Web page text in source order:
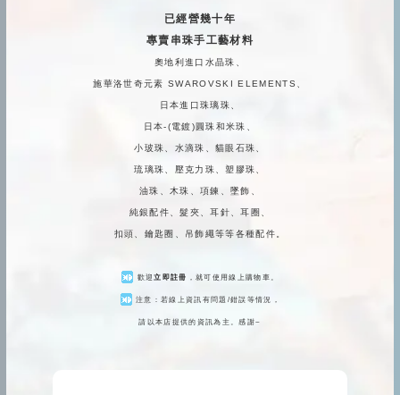
已經營幾十年
專賣串珠手工藝材料
奧地利進口水晶珠、
施華洛世奇元素 SWAROVSKI ELEMENTS、
日本進口珠璃珠、
日本-(電鍍)圓珠和米珠、
小玻珠、水滴珠、貓眼石珠、
琉璃珠、壓克力珠、塑膠珠、
油珠、木珠、項鍊、墜飾、
純銀配件、髮夾、耳針、耳圈、
扣頭、鑰匙圈、吊飾繩等等各種配件。
歡迎立即註冊 ，就可使用線上購物車。
注意：若線上資訊有問題/錯誤等情況，
請以本店提供的資訊為主。感謝~